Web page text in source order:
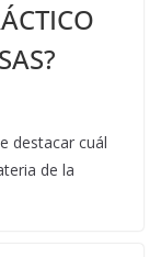
destacar cuál
de la